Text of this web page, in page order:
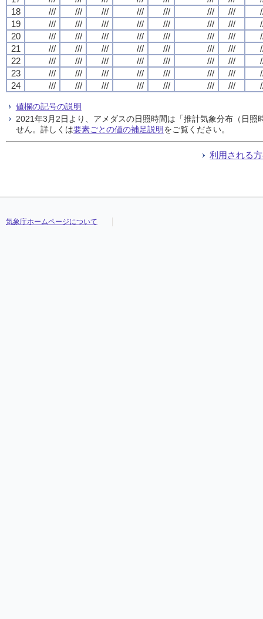
18
/// /// /// /// /// /// ///
19
/// /// /// /// /// /// ///
20
/// /// /// /// /// /// ///
21
/// /// /// /// /// /// ///
22
/// /// /// /// /// /// ///
23
/// /// /// /// /// /// ///
24
/// /// /// /// /// /// ///
値欄の記号の説明
2021年3月2日より、アメダスの日照時間は「推計気象分布（日
せん。詳しくは要素ごとの値の補足説明をご覧ください。
利用される
気象庁ホームページについて